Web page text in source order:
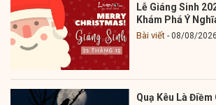
Lễ Giáng Sinh
Khám Phá Ý
Bài viết 08/08/2026
Quạ Kêu Là